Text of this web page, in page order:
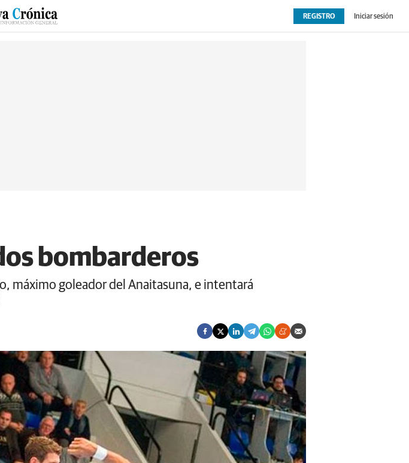
ESPECIALES DEPORTES OPINIÓN EXTRAS
REGISTRO Iniciar sesión
bombarderos
máximo goleador del Anaitasuna, e intentará